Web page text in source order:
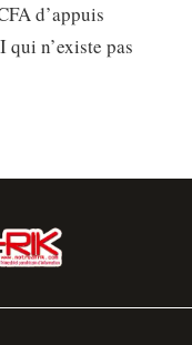
d’appuis
n’existe pas